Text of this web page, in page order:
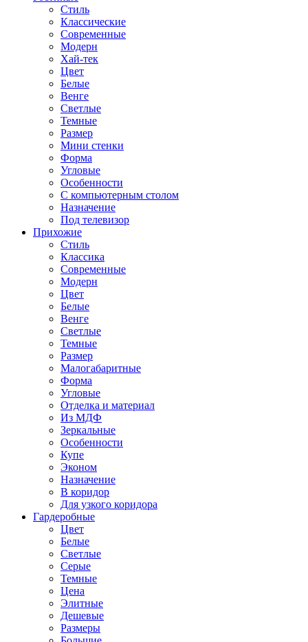
Стиль
Классические
Современные
Модерн
Хай-тек
Цвет
Белые
Венге
Светлые
Темные
Размер
Мини стенки
Форма
Угловые
Особенности
С компьютерным столом
Назначение
Под телевизор
Прихожие
Стиль
Классика
Современные
Модерн
Цвет
Белые
Венге
Светлые
Темные
Размер
Малогабаритные
Форма
Угловые
Отделка и материал
Из МДФ
Зеркальные
Особенности
Купе
Эконом
Назначение
В коридор
Для узкого коридора
Гардеробные
Цвет
Белые
Светлые
Серые
Темные
Цена
Элитные
Дешевые
Размеры